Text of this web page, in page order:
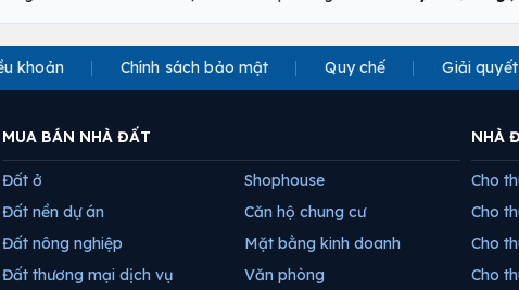
khoản Chính sách bảo mật Quy chế Giải
MUA BÁN NHÀ ĐẤT
Đất ở
Đất nền dự án
Đất nông nghiệp
Đất thương mại dịch vụ
Shophouse
Căn hộ chung cư
Mặt bằng kinh doanh
Văn phòng
NHÀ
Cho
Cho
Cho
Cho